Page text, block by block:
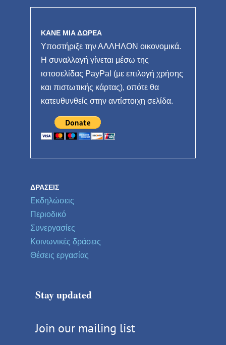
ΚΑΝΕ ΜΙΑ ΔΩΡΕΑ
Υποστήριξε την ΑΛΛΗΛΟΝ οικονομικά.
Η συναλλαγή γίνεται μέσω της
ιστοσελίδας PayPal (με επιλογή χρήσης
και πιστωτικής κάρτας), οπότε θα
κατευθυνθείς στην αντίστοιχη σελίδα.
ΔΡΆΣΕΙΣ
Εκδηλώσεις
Περιοδικό
Συνεργασίες
Κοινωνικές δράσεις
Θέσεις εργασίας
Stay updated
Join our mailing list